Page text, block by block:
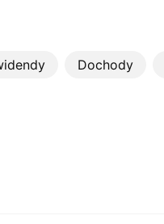
Dochody